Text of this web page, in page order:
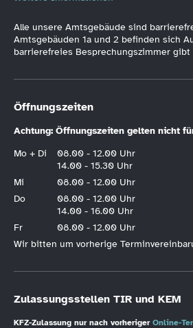
Alle unsere Amtsgebäude sind
Amtsgebäuden 1a und 2 befinden sich
barrierefreies Besprechungszimmer gibt
Öffnungszeiten
Achtung: Öffnungszeiten gelten nicht
Mo + Di
08.00 - 12.00 Uhr
14.00 - 15.30 Uhr
Mi
08.00 - 12.00 Uhr
Do
08.00 - 12.00 Uhr
14.00 - 16.00 Uhr
Fr
08.00 - 12.00 Uhr
Wir bitten um vorherige
Zulassungsstellen TIR und KEM
KFZ-Zulassung nur nach vorheriger Online-